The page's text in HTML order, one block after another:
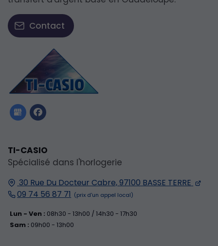
TI-CASIO
Spécialisé dans l'horlogerie
30 Rue Du Docteur Cabre,97100 BASSE TERRE
09 74 56 87 71
Lun - Ven : 08h30 - 13h00 / 14h30 - 17h30
Sam : 09h00 - 13h00
Contact